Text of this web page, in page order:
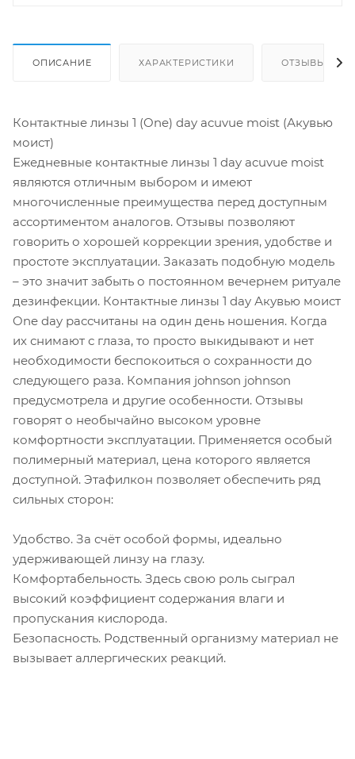
ОПИСАНИЕ ХАРАКТЕРИСТИКИ ОТЗЫВЫ
Контактные линзы 1 (One) day acuvue moist (Акувью
моист)
Ежедневные контактные линзы 1 day acuvue moist
являются отличным выбором и имеют
многочисленные преимущества перед доступным
ассортиментом аналогов. Отзывы позволяют
говорить о хорошей коррекции зрения, удобстве и
простоте эксплуатации. Заказать подобную модель
– это значит забыть о постоянном вечернем ритуале
дезинфекции. Контактные линзы 1 day Акувью моист
One day рассчитаны на один день ношения. Когда
их снимают с глаза, то просто выкидывают и нет
необходимости беспокоиться о сохранности до
следующего раза. Компания johnson johnson
предусмотрела и другие особенности. Отзывы
говорят о необычайно высоком уровне
комфортности эксплуатации. Применяется особый
полимерный материал, цена которого является
доступной. Этафилкон позволяет обеспечить ряд
сильных сторон:
Удобство. За счёт особой формы, идеально
удерживающей линзу на глазу.
Комфортабельность. Здесь свою роль сыграл
высокий коэффициент содержания влаги и
пропускания кислорода.
Безопасность. Родственный организму материал не
вызывает аллергических реакций.